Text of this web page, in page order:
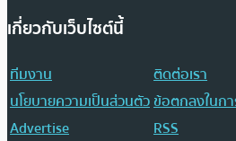
เกี่ยวกับเว็บไซต์นี้
ทีมงาน
ติดต่อเรา
นโยบายความเป็นส่วนตัวข้อตกลงในก
Advertise
RSS